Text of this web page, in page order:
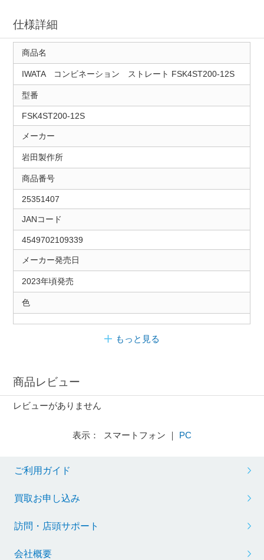
仕様詳細
商品名
IWATA コンビネーション ストレート FSK4ST200-12S
型番
FSK4ST200-12S
メーカー
岩田製作所
商品番号
25351407
JANコード
4549702109339
メーカー発売日
2023年頃発売
色
もっと見る
商品レビュー
レビューがありません
表示： スマートフォン ｜ PC
ご利用ガイド
買取お申し込み
訪問・店頭サポート
会社概要